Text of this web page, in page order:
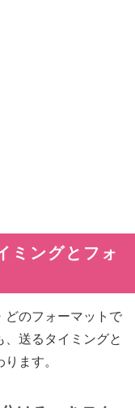
ミングとフォ
どのフォーマットで
送るタイミングと
ます。